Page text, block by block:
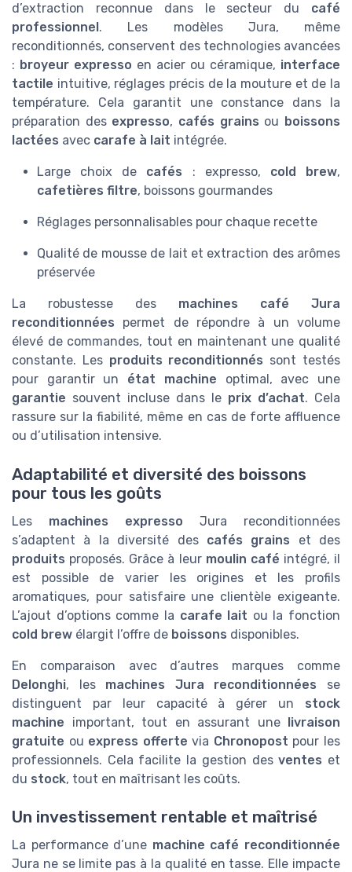
d’extraction reconnue dans le secteur du café
professionnel . Les modèles Jura, même
reconditionnés, conservent des technologies avancées
: broyeur expresso en acier ou céramique, interface
tactile intuitive, réglages précis de la mouture et de la
température. Cela garantit une constance dans la
préparation des expresso, cafés grains ou boissons
lactées avec carafe à lait intégrée.
Large choix de cafés : expresso, cold brew,
cafetières filtre, boissons gourmandes
Réglages personnalisables pour chaque recette
Qualité de mousse de lait et extraction des arômes
préservée
La robustesse des machines café Jura
reconditionnées permet de répondre à un volume
élevé de commandes, tout en maintenant une qualité
constante. Les produits reconditionnés sont testés
pour garantir un état machine optimal, avec une
garantie souvent incluse dans le prix d’achat. Cela
rassure sur la fiabilité, même en cas de forte affluence
ou d’utilisation intensive.
Adaptabilité et diversité des boissons
pour tous les goûts
Les machines expresso Jura reconditionnées
s’adaptent à la diversité des cafés grains et des
produits proposés. Grâce à leur moulin café intégré, il
est possible de varier les origines et les profils
aromatiques, pour satisfaire une clientèle exigeante.
L’ajout d’options comme la carafe lait ou la fonction
cold brew élargit l’offre de boissons disponibles.
En comparaison avec d’autres marques comme
Delonghi, les machines Jura reconditionnées se
distinguent par leur capacité à gérer un stock
machine important, tout en assurant une livraison
gratuite ou express offerte via Chronopost pour les
professionnels. Cela facilite la gestion desventes et
du stock, tout en maîtrisant les coûts.
Un investissement rentable et maîtrisé
La performance d’une machine café reconditionnée
Jura ne se limite pas à la qualité en tasse. Elle impacte